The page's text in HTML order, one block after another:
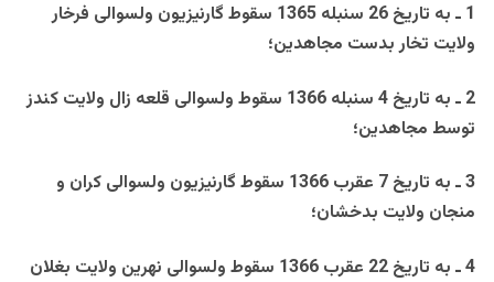
1 ـ به تاريخ 26 سنبله 1365 سقوط گارنيزيون ولسوالی فرخار
ولايت تخار بدست مجاهدين؛
2 ـ به تاريخ 4 سنبله 1366 سقوط ولسوالی قلعه زال ولايت کندز
توسط مجاهدين؛
3 ـ به تاريخ 7 عقرب 1366 سقوط گارنيزيون ولسوالی کران و
منجان ولايت بدخشان؛
4 ـ به تاريخ 22 عقرب 1366 سقوط ولسوالی نهرين ولايت بغلان